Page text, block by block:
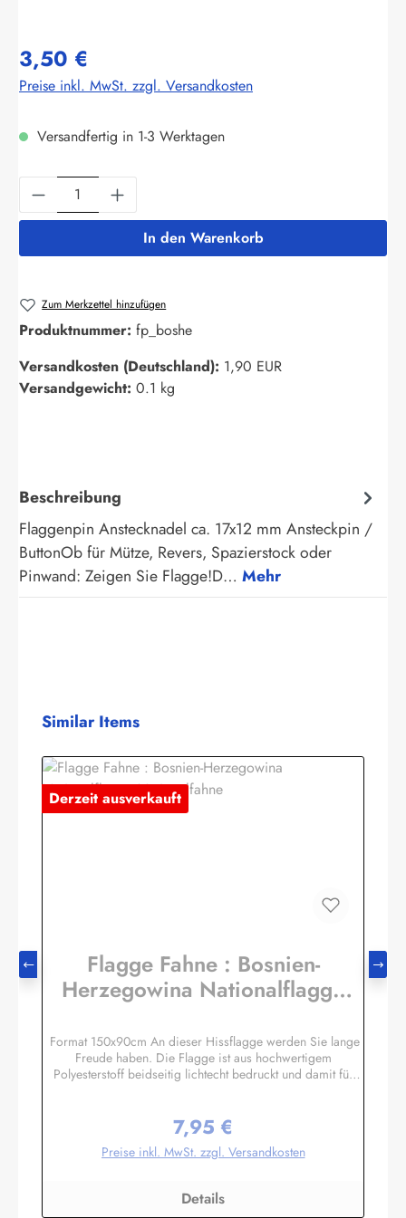
3,50 €
Preise inkl. MwSt. zzgl. Versandkosten
Versandfertig in 1-3 Werktagen
Produkt Anzahl: Gib den gewünschten
In den Warenkorb
Zum Merkzettel hinzufügen
Produktnummer: fp_boshe
Versandkosten (Deutschland): 1,90 EUR
Versandgewicht: 0.1 kg
Beschreibung
Flaggenpin Anstecknadel ca. 17x12 mm Ansteckpin /
ButtonOb für Mütze, Revers, Spazierstock oder
Pinwand: Zeigen Sie Flagge!D… Mehr
Produktgalerie überspringen
Similar Items
Derzeit ausverkauft
Flagge Fahne : Bosnien-
Herzegowina Nationalflagge
Format 150x90cm An dieser Hissflagge werden Sie lange
Freude haben. Die Flagge ist aus hochwertigem
Polyesterstoff beidseitig lichtecht bedruckt und damit für
zur Befestigung am Flaggenmast eingearbeitet. Die Flagge
hält deshalb auch mittlere Windgeschwindigkeiten aus. Ab
ca. 80 km/h sollte die Fahne jedoch eingeholt werden.Die
Temperatur gebügelt werden. Wir führen eine große
Auswahl an Länder- und Sonderflaggen, XXL-Flaggen,
Regulärer Preis:
7,95 €
Preise inkl. MwSt. zzgl. Versandkosten
Details